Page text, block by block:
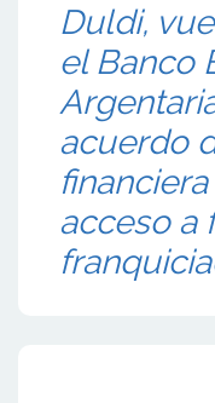
Duldi,
el Banco
acuerdo
acceso a